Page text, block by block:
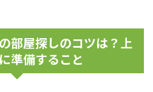
部屋探しのコツは？上
準備すること